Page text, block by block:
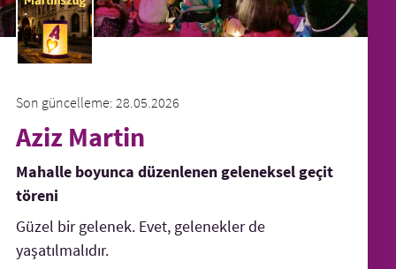
Son güncelleme: 28.05.2026
Aziz Martin
Mahalle boyunca düzenlenen geleneksel geçit
töreni
Güzel bir gelenek. Evet, gelenekler de
yaşatılmalıdır.